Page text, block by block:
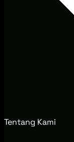
Tentang Kami